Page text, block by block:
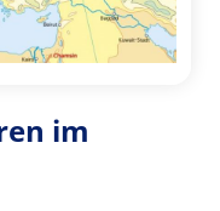
im